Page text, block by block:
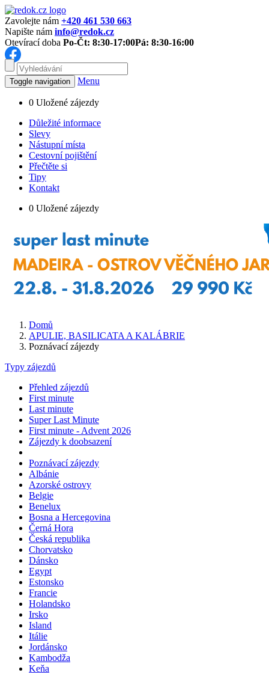
Zavolejte nám +420 461 530 663
Napište nám info@redok.cz
Otevírací doba Po-Čt: 8:30-17:00Pá: 8:30-16:00
Toggle navigation Menu
0 Uložené zájezdy
Důležité informace
Slevy
Nástupní místa
Cestovní pojištění
Přečtěte si
Tipy
Kontakt
0 Uložené zájezdy
Domů
APULIE, BASILICATA A KALÁBRIE
Poznávací zájezdy
Typy zájezdů
Přehled zájezdů
First minute
Last minute
Super Last Minute
First minute - Advent 2026
Zájezdy k doobsazení
Poznávací zájezdy
Albánie
Azorské ostrovy
Belgie
Benelux
Bosna a Hercegovina
Černá Hora
Česká republika
Chorvatsko
Dánsko
Egypt
Estonsko
Francie
Holandsko
Irsko
Island
Itálie
Jordánsko
Kambodža
Keňa